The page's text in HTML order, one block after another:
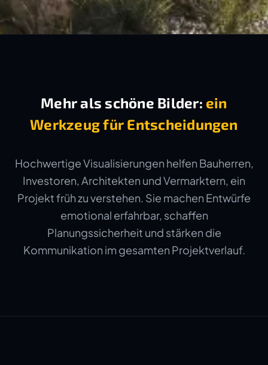
Mehr als schöne Bilder: ein
Werkzeug für Entscheidungen
Hochwertige Visualisierungen helfen Bauherren,
Investoren, Architekten und Vermarktern, ein
Projekt früh zu verstehen. Sie machen Entwürfe
emotional erfahrbar, schaffen
Planungssicherheit und stärken die
Kommunikation im gesamten Projektverlauf.